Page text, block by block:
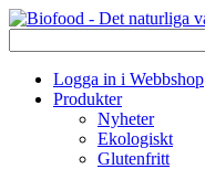
Logga in i Webbshop
Produkter
Nyheter
Ekologiskt
Glutenfritt